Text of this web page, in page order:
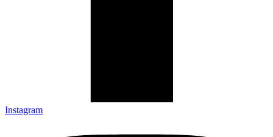
Instagram